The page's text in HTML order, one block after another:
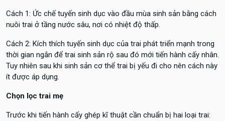
Cách 1: Ức chế tuyến sinh dục vào đầu mùa sinh sản bằng cách
nuôi trai ở tầng nước sâu, nơi có nhiệt độ thấp.
Cách 2: Kích thích tuyến sinh dục của trai phát triển mạnh trong
thời gian ngắn để trai sinh sản rộ sau đó mới tiến hành cấy nhân.
Tuy nhiên sau khi sinh sản cơ thể trai bị yếu đi cho nên cách này
ít được áp dụng.
Chọn lọc trai mẹ
Trước khi tiến hành cấy ghép kĩ thuật cần chuẩn bị hai loại trai: